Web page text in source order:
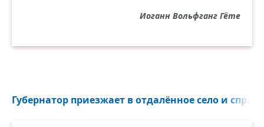
Закрой глаза и вспомни, дорогой,
И жизнь капризна, как теченье рек,
Иоганн Вольфганг Гёте
Губернатор приезжает в отдалённое село и